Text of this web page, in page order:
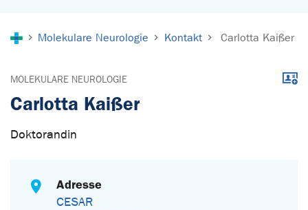
Molekulare Neurologie Kontakt Carlotta Kaißer
MOLEKULARE NEUROLOGIE
Carlotta Kaißer
Doktorandin
Adresse
CESAR